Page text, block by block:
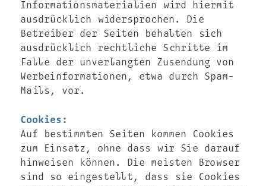
Informationsmaterialien wird hiermit
ausdrücklich widersprochen. Die
Betreiber der Seiten behalten sich
ausdrücklich rechtliche Schritte im
Falle der unverlangten Zusendung von
Werbeinformationen, etwa durch Spam-
Mails, vor.
Cookies:
Auf bestimmten Seiten kommen Cookies
zum Einsatz, ohne dass wir Sie darauf
hinweisen können. Die meisten Browser
sind so eingestellt, dass sie Cookies